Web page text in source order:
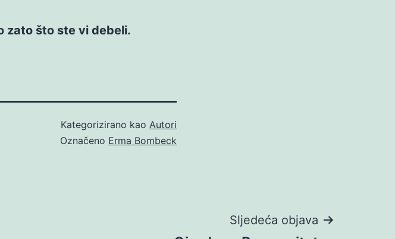
zato što ste vi debeli.
Kategorizirano kao Autori
Označeno Erma Bombeck
Sljedeća objava